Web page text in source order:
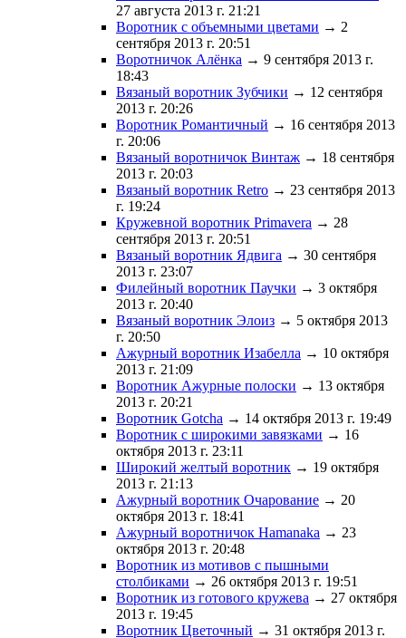
27 августа 2013 г. 21:21
Воротник с объемными цветами → 2
сентября 2013 г. 20:51
Воротничок Алёнка → 9 сентября 2013 г.
18:43
Вязаный воротник Зубчики → 12 сентября
2013 г. 20:26
Воротник Романтичный → 16 сентября 2013
г. 20:06
Вязаный воротничок Винтаж → 18 сентября
2013 г. 20:03
Вязаный воротник Retro → 23 сентября 2013
г. 19:24
Кружевной воротник Primavera → 28
сентября 2013 г. 20:51
Вязаный воротник Ядвига → 30 сентября
2013 г. 23:07
Филейный воротник Паучки → 3 октября
2013 г. 20:40
Вязаный воротник Элоиз → 5 октября 2013
г. 20:50
Ажурный воротник Изабелла → 10 октября
2013 г. 21:09
Воротник Ажурные полоски → 13 октября
2013 г. 20:21
Воротник Gotcha → 14 октября 2013 г. 19:49
Воротник с широкими завязками → 16
октября 2013 г. 23:11
Широкий желтый воротник → 19 октября
2013 г. 21:13
Ажурный воротник Очарование → 20
октября 2013 г. 18:41
Ажурный воротничок Hamanaka → 23
октября 2013 г. 20:48
Воротник из мотивов с пышными
столбиками → 26 октября 2013 г. 19:51
Воротник из готового кружева → 27 октября
2013 г. 19:45
Воротник Цветочный → 31 октября 2013 г.